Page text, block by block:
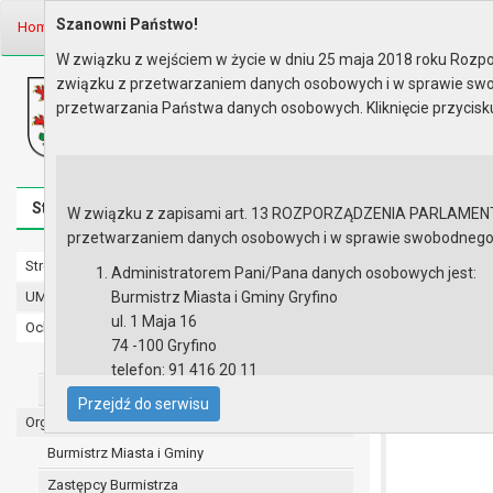
Home Prawo lokalne Zarządzenia
Biuletyn Informacji Publicznej
Urząd Miasta i Gminy w Gryfinie
Strona główna Mapa serwisu Aktualności
Strona główna
UMiG - telefony wewnętrzne
Ochrona danych osobowych
Urząd Miasta i Gminy w Gryfinie
Straż Miejska
Organy
Burmistrz Miasta i Gminy
Zastępcy Burmistrza
Rok 2025 -
Szanowni Państwo!
W związku z wejściem w życie w dniu 25 maja 2018 roku
związku z przetwarzaniem danych osobowych i w sprawie
przetwarzania Państwa danych osobowych. Kliknięcie
W związku z zapisami art. 13 ROZPORZĄDZENIA
przetwarzaniem danych osobowych i w sprawie
Administratorem Pani/Pana danych osobowych jest:
Burmistrz Miasta i Gminy Gryfino
ul. 1 Maja 16
74 -100 Gryfino
telefon: 91 416 20 11
e-mail:
burmistrz@gryfino.pl
Dane kontaktowe Inspektora Ochrony Danych:
e-mail:iod@gryfino.pl
Przejdź do serwisu